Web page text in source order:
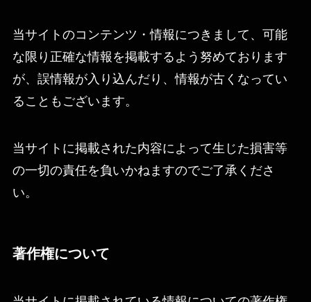
当サイトのコンテンツ・情報につきまして、可能
な限り正確な情報を掲載するよう努めております
が、誤情報が入り込んだり、情報が古くなってい
ることもございます。
当サイトに掲載された内容によって生じた損害等
の一切の責任を負いかねますのでご了承くださ
い。
著作権について